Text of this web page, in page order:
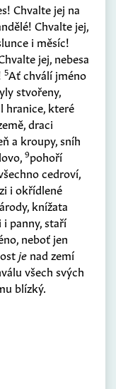
Chvalte jej na
Chvalte jej,
i měsíc!
jej, nebesa
5Ať chválí jméno
stvořeny,
hranice, které
draci
a kroupy, sníh
9pohoří
cedroví,
i okřídlené
knížata
i panny, staří
neboť jen
je nad zemí
všech svých
blízký.